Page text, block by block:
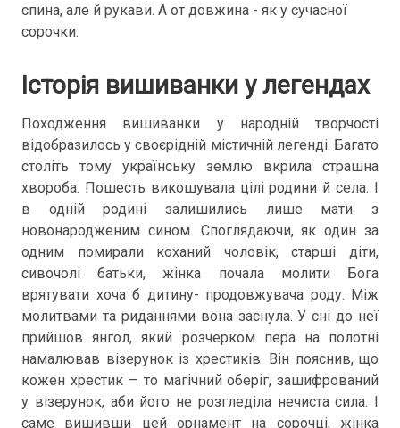
спина, але й рукави. А от довжина - як у сучасної
сорочки.
Історія вишиванки у легендах
Походження вишиванки у народній творчості
відобразилось у своєрідній містичній легенді. Багато
століть тому українську землю вкрила страшна
хвороба. Пошесть викошувала цілі родини й села. І
в одній родині залишились лише мати з
новонародженим сином. Споглядаючи, як один за
одним помирали коханий чоловік, старші діти,
сивочолі батьки, жінка почала молити Бога
врятувати хоча б дитину- продовжувача роду. Між
молитвами та риданнями вона заснула. У сні до неї
прийшов янгол, який розчерком пера на полотні
намалював візерунок із хрестиків. Він пояснив, що
кожен хрестик — то магічний оберіг, зашифрований
у візерунок, аби його не розгледіла нечиста сила. І
саме вишивши цей орнамент на сорочці, жінка